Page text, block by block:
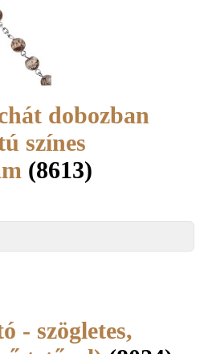
dobozban
színes
(8613)
- szögletes,